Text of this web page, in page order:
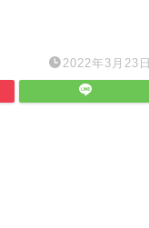
2022年3月23日